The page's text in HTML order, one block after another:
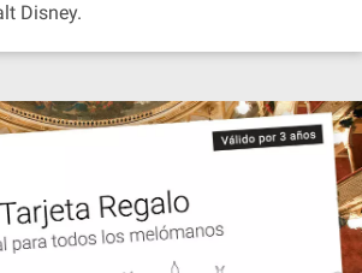
Disney.